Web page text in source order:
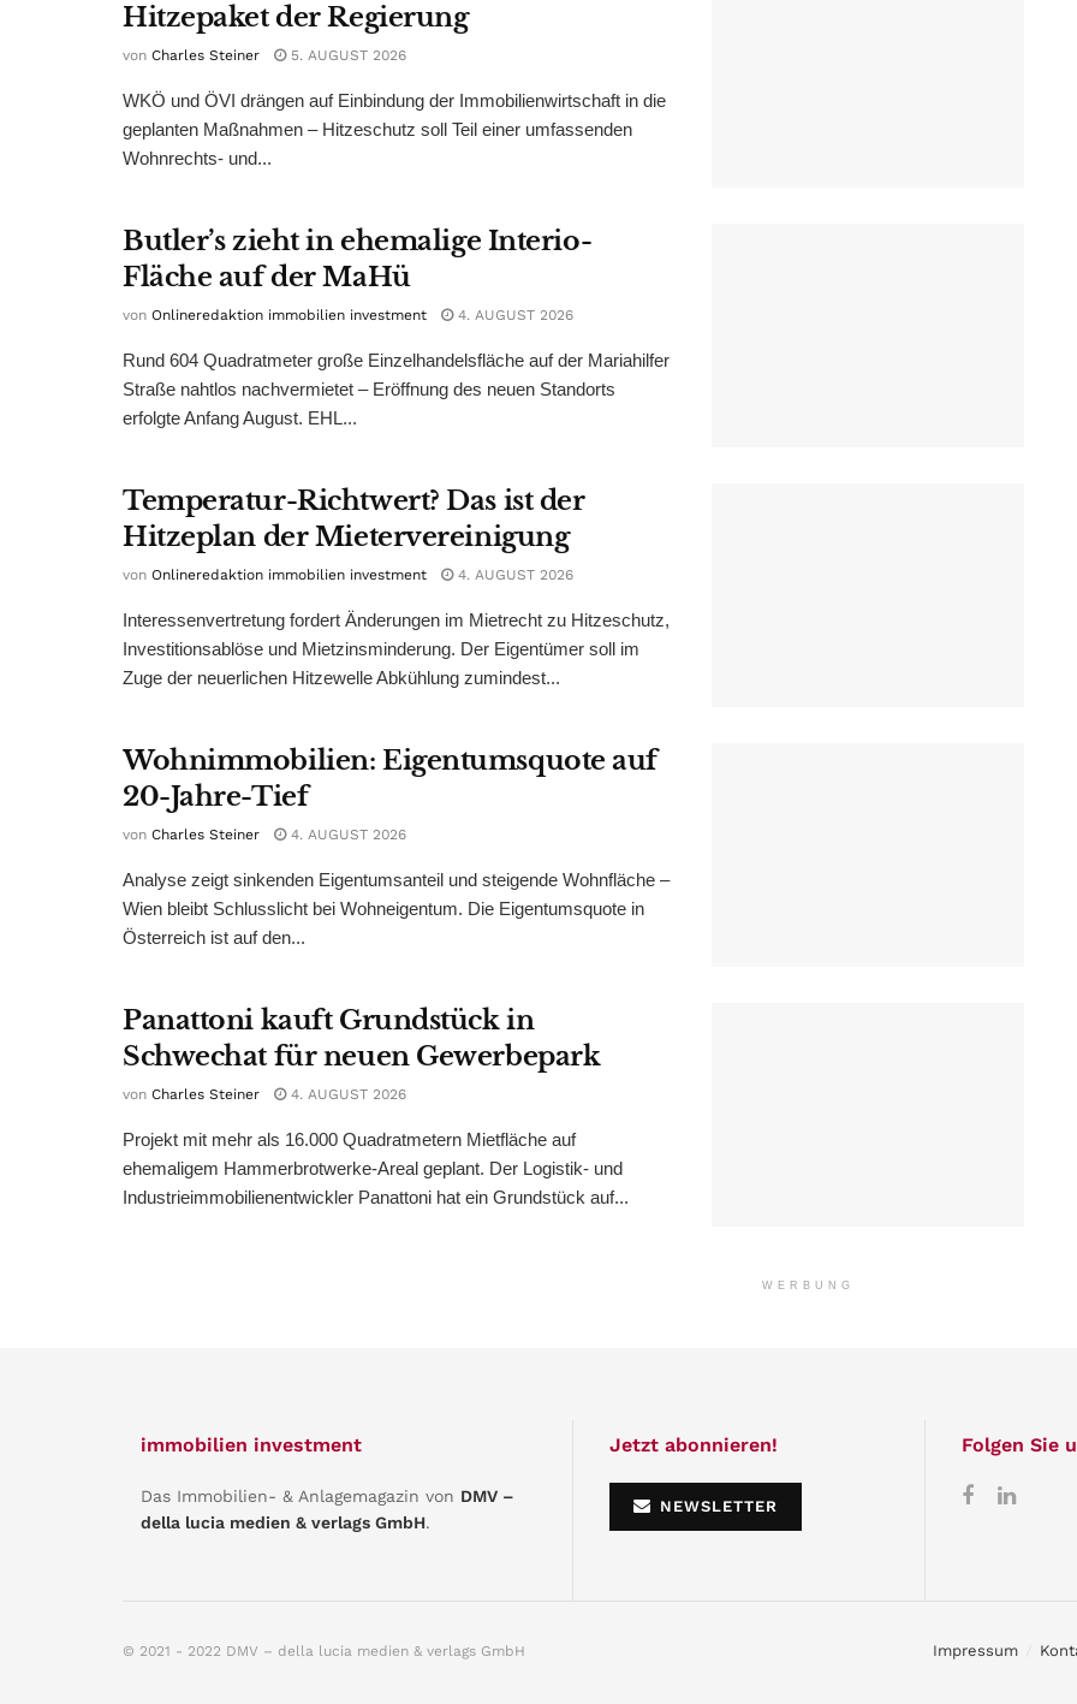
Hitzepaket der Regierung
von Charles Steiner 5. AUGUST 2026
WKÖ und ÖVI drängen auf Einbindung der Immobilienwirtschaft in die
geplanten Maßnahmen – Hitzeschutz soll Teil einer umfassenden
Wohnrechts- und...
Butler’s zieht in ehemalige Interio-
Fläche auf der MaHü
von Onlineredaktion immobilien investment 4. AUGUST 2026
Rund 604 Quadratmeter große Einzelhandelsfläche auf der Mariahilfer
Straße nahtlos nachvermietet – Eröffnung des neuen Standorts
erfolgte Anfang August. EHL...
Temperatur-Richtwert? Das ist der
Hitzeplan der Mietervereinigung
von Onlineredaktion immobilien investment 4. AUGUST 2026
Interessenvertretung fordert Änderungen im Mietrecht zu Hitzeschutz,
Investitionsablöse und Mietzinsminderung. Der Eigentümer soll im
Zuge der neuerlichen Hitzewelle Abkühlung zumindest...
Wohnimmobilien: Eigentumsquote auf
20-Jahre-Tief
von Charles Steiner 4. AUGUST 2026
Analyse zeigt sinkenden Eigentumsanteil und steigende Wohnfläche –
Wien bleibt Schlusslicht bei Wohneigentum. Die Eigentumsquote in
Österreich ist auf den...
Panattoni kauft Grundstück in
Schwechat für neuen Gewerbepark
von Charles Steiner 4. AUGUST 2026
Projekt mit mehr als 16.000 Quadratmetern Mietfläche auf
ehemaligem Hammerbrotwerke-Areal geplant. Der Logistik- und
Industrieimmobilienentwickler Panattoni hat ein Grundstück auf...
WERBUNG
immobilien investment
Das Immobilien- & Anlagemagazin von DMV –
della lucia medien & verlags GmbH.
Jetzt abonnieren!
NEWSLETTER
Folgen Sie
Impressum
© 2021 - 2022 DMV – della lucia medien & verlags GmbH